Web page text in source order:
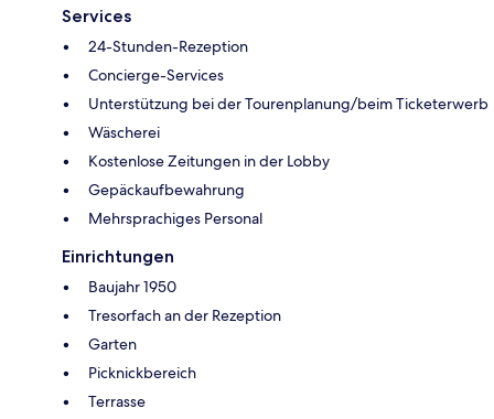
Services
24-Stunden-Rezeption
Concierge-Services
Unterstützung bei der Tourenplanung/beim Ticketerwerb
Wäscherei
Kostenlose Zeitungen in der Lobby
Gepäckaufbewahrung
Mehrsprachiges Personal
Einrichtungen
Baujahr 1950
Tresorfach an der Rezeption
Garten
Picknickbereich
Terrasse